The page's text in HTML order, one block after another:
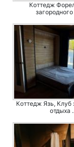
Коттедж
загородного
Коттедж Язь, Клуб
отдыха